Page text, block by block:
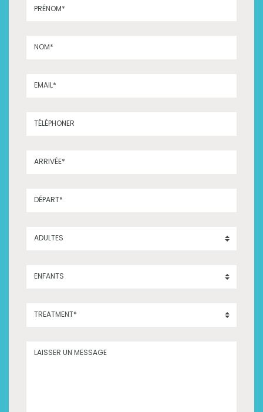
PRÉNOM*
NOM*
EMAIL*
TÉLÉPHONER
ARRIVÉE*
DÉPART*
ADULTES
ENFANTS
TREATMENT*
LAISSER UN MESSAGE